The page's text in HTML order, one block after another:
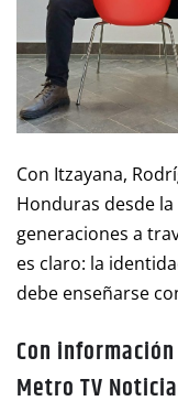
Con Itzayana,
Honduras desde
generaciones a
es claro: la
debe enseñarse
Con
Metro TV